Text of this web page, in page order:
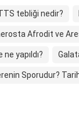
tebliği nedir?
Afrodit ve
yapıldı?
Sporudur?